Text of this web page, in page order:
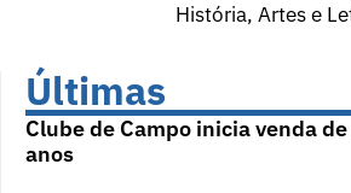
História, Artes e
Últimas
Clube de Campo inicia venda
anos